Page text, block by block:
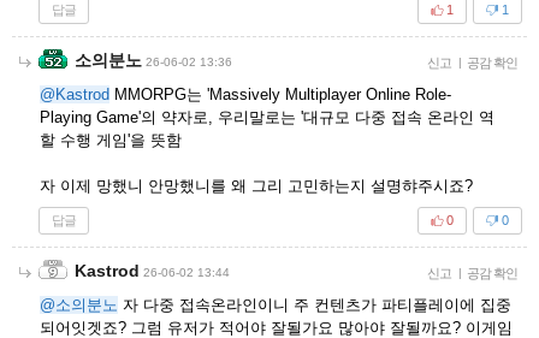
답글 1
1
소의분노 26-06-02 13:36 신고 | 공감 확인
@Kastrod MMORPG는 'Massively Multiplayer Online Role-
Playing Game'의 약자로, 우리말로는 '대규모 다중 접속 온라인 역
할 수행 게임'을 뜻함
자 이제 망했니 안망했니를 왜 그리 고민하는지 설명햐주시죠?
답글 0
0
Kastrod 26-06-02 13:44 신고 | 공감 확인
@소의분노 자 다중 접속온라인이니 주 컨텐츠가 파티플레이에 집중
되어잇겟죠? 그럼 유저가 적어야 잘될가요 많아야 잘될까요? 이게임